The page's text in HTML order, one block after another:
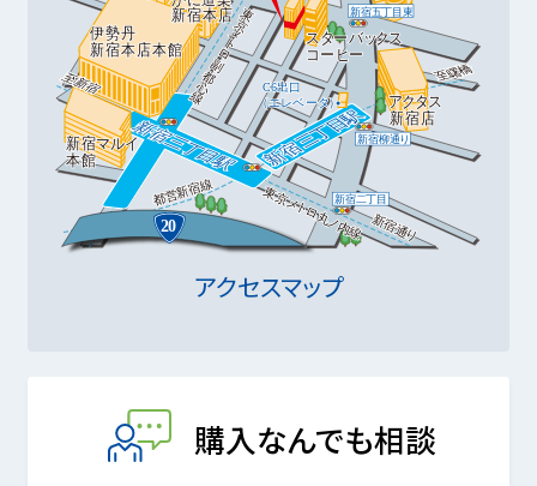
アクセスマップ
購入なんでも相談